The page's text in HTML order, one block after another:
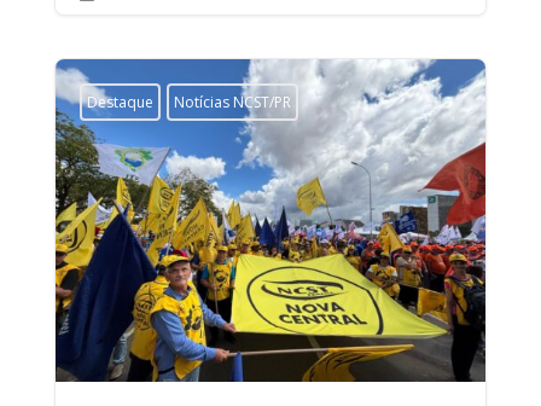
Destaque Notícias NCST/PR